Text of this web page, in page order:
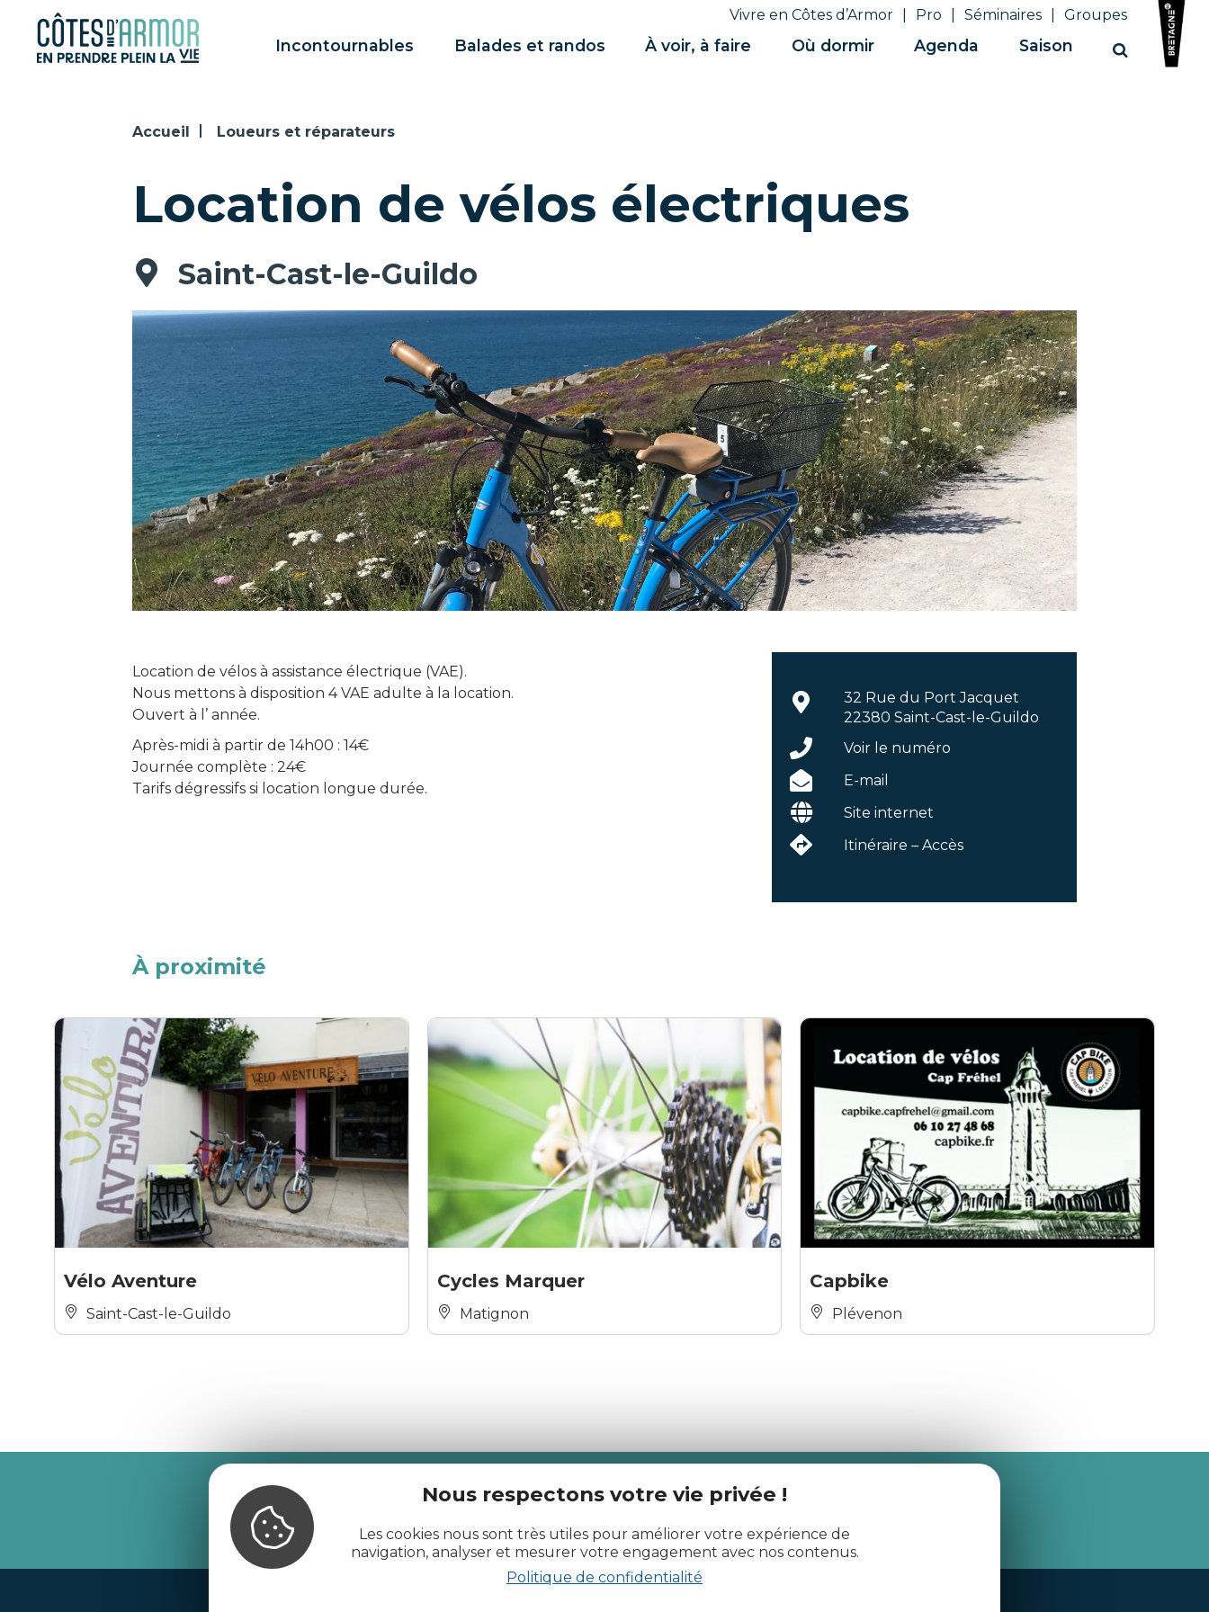
Panneau de gestion des cookies
Nous respectons votre vie privée !
Les cookies nous sont très utiles pour améliorer votre expérience de
navigation, analyser et mesurer votre engagement avec nos contenus.
Politique de confidentialité
Vivre en Côtes d’Armor Pro Séminaires Groupes
Incontournables Balades et randos À voir, à faire Où dormir Agenda Saison
Accueil Loueurs et réparateurs
Location de vélos électriques
Saint-Cast-le-Guildo
Location de vélos à assistance électrique (VAE).
Nous mettons à disposition 4 VAE adulte à la location.
Ouvert à l’ année.
Après-midi à partir de 14h00 : 14€
Journée complète : 24€
Tarifs dégressifs si location longue durée.
32 Rue du Port Jacquet
22380 Saint-Cast-le-Guildo
Voir le numéro
E-mail
Site internet
Itinéraire – Accès
À proximité
Vélo Aventure
Saint-Cast-le-Guildo
Cycles Marquer
Matignon
Capbike
Plévenon
Recevez l’actualité des Côtes d’Armor